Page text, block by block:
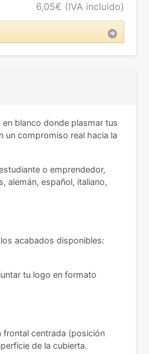
6,05€ (IVA incluido)
blanco donde plasmar tus
un compromiso real hacia la
o emprendedor,
alemán, español, italiano,
acabados disponibles:
tu logo en formato
frontal centrada (posición
de la cubierta.